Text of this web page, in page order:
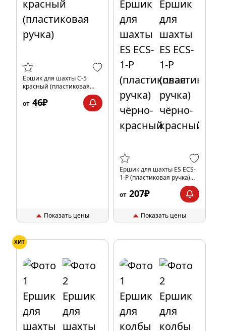
Ёршик для шахты C-5
красный (пластиковая
от 46₽
Показать цены
Ершик для шахты ES ECS-
1-P (пластиковая ручка)
от 207₽
Показать цены
ХИТ